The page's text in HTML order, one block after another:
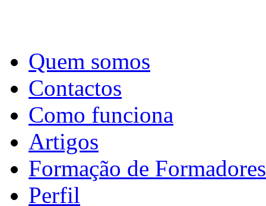
Quem somos
Contactos
Como funciona
Artigos
Formação de Formadores
Perfil